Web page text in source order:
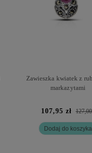
Zawieszka kwiatek z
markazytami
107,95 zł 127,00
Dodaj do koszyka